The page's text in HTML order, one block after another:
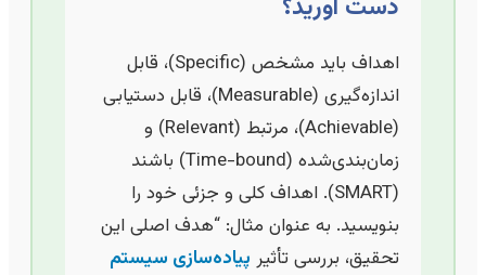
دست آورید؟
اهداف باید مشخص (Specific)، قابل
اندازه‌گیری (Measurable)، قابل دستیابی
(Achievable)، مرتبط (Relevant) و
زمان‌بندی‌شده (Time-bound) باشند
(SMART). اهداف کلی و جزئی خود را
بنویسید. به عنوان مثال: “هدف اصلی این
تحقیق، بررسی تأثیر پیاده‌سازی سیستم